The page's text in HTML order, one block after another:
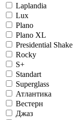
Laplandia
Lux
Plano
Plano XL
Presidential Shake
Rocky
S+
Standart
Superglass
Атлантика
Вестерн
Джаз